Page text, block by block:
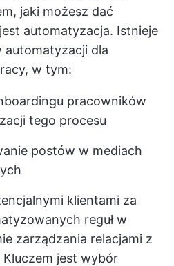
jaki możesz dać
automatyzacja. Istnieje
automatyzacji dla
w tym:
pracowników
tego procesu
postów w mediach
klientami za
reguł w
zarządzania relacjami z
Kluczem jest wybór